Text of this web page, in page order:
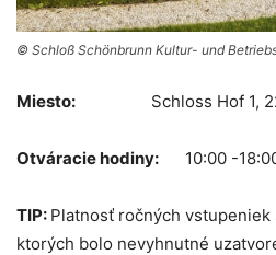
© Schloß Schönbrunn Kultur- und
Miesto: Schloss Hof 1,
Otváracie hodiny: 10:00 -
TIP: Platnosť ročných
ktorých bolo nevyhnutné